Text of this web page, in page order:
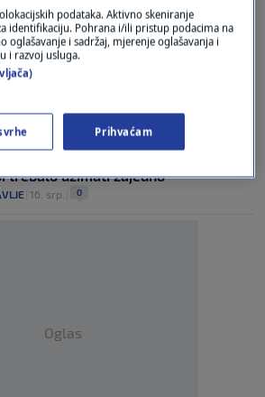
glavobolju u sekundi: Čaša
napitka spasit će vas jake migrene
|30. srp.| 0
|23. srp.| 1
trebalo uzimati zajedno
16. srp. 0
Oglas
podataka. Aktivno skeniranje
identifikaciju. Pohrana i/ili pristup podacima na
oglašavanje i sadržaj, mjerenje oglašavanja i
i razvoj usluga.
Prihvaćam